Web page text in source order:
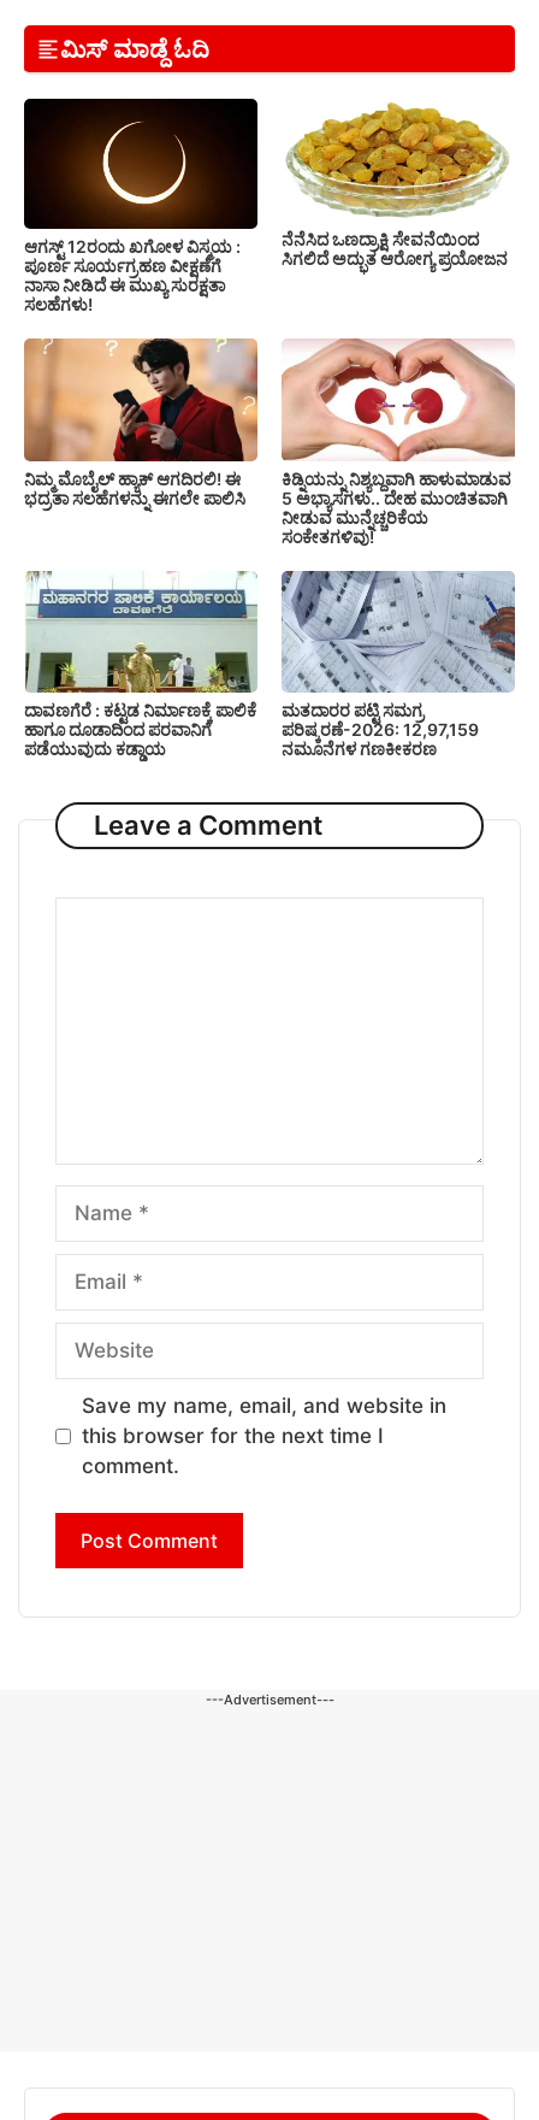
ಮಿಸ್ ಮಾಡ್ದೆ ಓದಿ
ಆಗಸ್ಟ್ 12ರಂದು ಖಗೋಳ ವಿಸ್ಮಯ :
ಪೂರ್ಣ ಸೂರ್ಯಗ್ರಹಣ ವೀಕ್ಷಣೆಗೆ
ನಾಸಾ ನೀಡಿದೆ ಈ ಮುಖ್ಯ ಸುರಕ್ಷತಾ
ಸಲಹೆಗಳು!
ನೆನೆಸಿದ ಒಣದ್ರಾಕ್ಷಿ ಸೇವನೆಯಿಂದ
ಸಿಗಲಿದೆ ಅದ್ಭುತ ಆರೋಗ್ಯ ಪ್ರಯೋಜನ
ನಿಮ್ಮ ಮೊಬೈಲ್ ಹ್ಯಾಕ್ ಆಗದಿರಲಿ! ಈ
ಭದ್ರತಾ ಸಲಹೆಗಳನ್ನು ಈಗಲೇ ಪಾಲಿಸಿ
ಕಿಡ್ನಿಯನ್ನು ನಿಶ್ಯಬ್ದವಾಗಿ ಹಾಳುಮಾಡುವ
5 ಅಭ್ಯಾಸಗಳು.. ದೇಹ ಮುಂಚಿತವಾಗಿ
ನೀಡುವ ಮುನ್ನೆಚ್ಚರಿಕೆಯ
ಸಂಕೇತಗಳಿವು!
ದಾವಣಗೆರೆ : ಕಟ್ಟಡ ನಿರ್ಮಾಣಕ್ಕೆ ಪಾಲಿಕೆ
ಹಾಗೂ ದೂಡಾದಿಂದ ಪರವಾನಿಗೆ
ಪಡೆಯುವುದು ಕಡ್ಡಾಯ
ಮತದಾರರ ಪಟ್ಟಿ ಸಮಗ್ರ
ಪರಿಷ್ಕರಣೆ-2026: 12,97,159
ನಮೂನೆಗಳ ಗಣಕೀಕರಣ
Leave a Comment
Name
Email
Website
Save my name, email, and website in
this browser for the next time I
comment.
---Advertisement---